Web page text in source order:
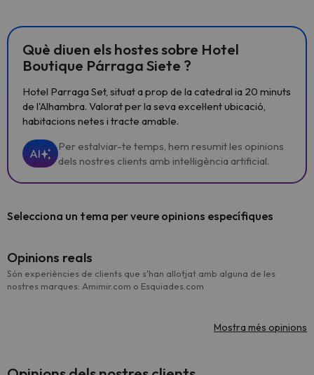
Què diuen els hostes sobre Hotel
Boutique Párraga Siete ?
Hotel Parraga Set, situat a prop de la catedral ia 20 minuts
de l'Alhambra. Valorat per la seva excel·lent ubicació,
habitacions netes i tracte amable.
AI
Per estalviar-te temps, hem resumit les opinions
dels nostres clients amb intel·ligència artificial.
Selecciona un tema per veure opinions específiques
Opinions reals
Són experiències de clients que s'han allotjat amb alguna de les
nostres marques: Amimir.com o Esquiades.com
Mostra més opinions